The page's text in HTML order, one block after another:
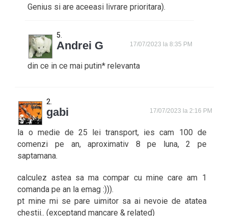
Genius si are aceeasi livrare prioritara).
Andrei G 17/07/2023 la 8:35 PM
din ce in ce mai putin* relevanta
gabi 17/07/2023 la 2:16 PM
la o medie de 25 lei transport, ies cam 100 de
comenzi pe an, aproximativ 8 pe luna, 2 pe
saptamana.
calculez astea sa ma compar cu mine care am 1
comanda pe an la emag :))).
pt mine mi se pare uimitor sa ai nevoie de atatea
chestii.. (exceptand mancare & related)